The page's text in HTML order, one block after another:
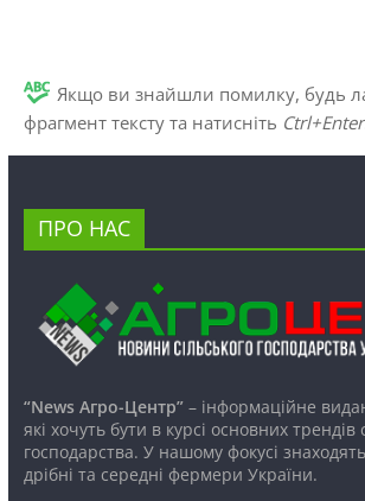
Якщо ви знайшли помилку, будь
фрагмент тексту та натисніть Ctrl+Enter
ПРО НАС
“News Агро-Центр”– інформаційне
які хочуть бути в курсі основних трендів
господарства. У нашому фокусі
дрібні та середні фермери України.